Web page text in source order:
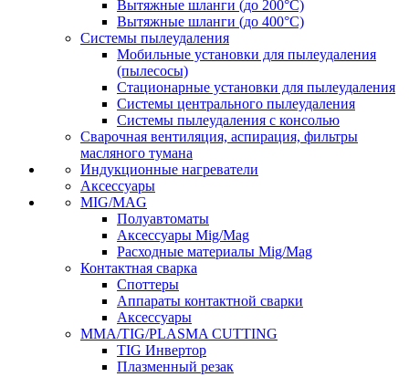
Вытяжные шланги (до 200°C)
Вытяжные шланги (до 400°C)
Системы пылеудаления
Мобильные установки для пылеудаления
(пылесосы)
Стационарные установки для пылеудаления
Системы центрального пылеудаления
Системы пылеудаления с консолью
Сварочная вентиляция, аспирация, фильтры
масляного тумана
Индукционные нагреватели
Аксессуары
MIG/MAG
Полуавтоматы
Аксессуары Mig/Mag
Расходные материалы Mig/Mag
Контактная сварка
Споттеры
Аппараты контактной сварки
Аксессуары
MMA/TIG/PLASMA CUTTING
TIG Инвертор
Плазменный резак